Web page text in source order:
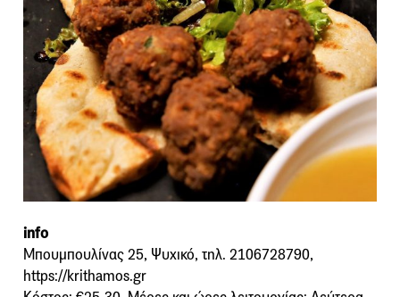
info
Μπουμπουλίνας 25, Ψυχικό, τηλ. 2106728790,
https://krithamos.gr